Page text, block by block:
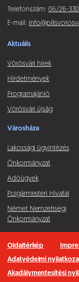
Telefonszám: 06/26-
E-mail:
Aktuális
Vörösvári hírek
Hírdetmények
Programajánló
Vörösvári újság
Városháza
Lakossági ügyintézés
Önkormányzat
Adóügyek
Polgármesteri Hivatal
Német Nemzetiségi
Önkormányzat
Oldaltérkép
Adatvédelmi
Akadálymentesítési